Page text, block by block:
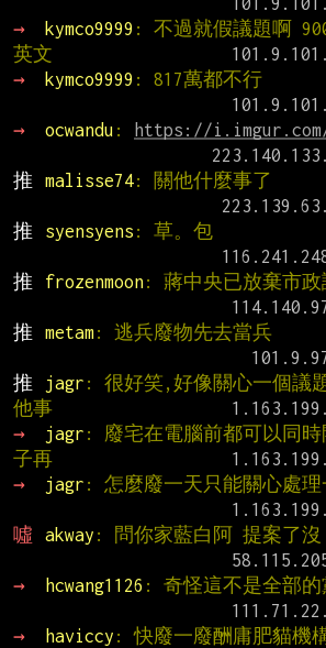
→
kymco9999 : 不過就假議題啊
英文
→
kymco9999 : 817萬都不行
→
ocwandu :
https://i.imgur.com/
推
malisse74: 關他什麼事了
推
syensyens : 草。包
推
frozenmoon: 蔣中央已放棄市政
推
metam: 逃兵廢物先去當兵
推
jagr : 很好笑,好像關心一個議
他事
→
jagr : 廢宅在電腦前都可以同
子再
→
jagr : 怎麼廢一天只能關心處理
噓
akway : 問你家藍白阿 提案了沒
→
hcwang1126 : 奇怪這不是全部的
→
haviccy : 快廢一廢酬庸肥貓機